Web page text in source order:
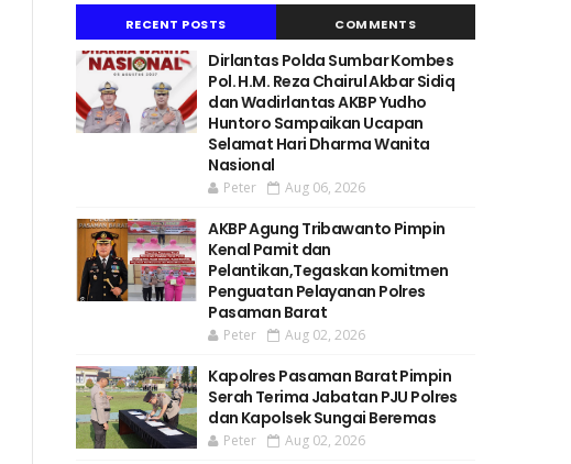
RECENT POSTS COMMENTS
Dirlantas Polda Sumbar Kombes
Pol. H.M. Reza Chairul Akbar Sidiq
dan Wadirlantas AKBP Yudho
Huntoro Sampaikan Ucapan
Selamat Hari Dharma Wanita
Nasional
Peter Aug 06, 2026
AKBP Agung Tribawanto Pimpin
Kenal Pamit dan
Pelantikan,Tegaskan komitmen
Penguatan Pelayanan Polres
Pasaman Barat
Peter Aug 02, 2026
Kapolres Pasaman Barat Pimpin
Serah Terima Jabatan PJU Polres
dan Kapolsek Sungai Beremas
Peter Aug 02, 2026